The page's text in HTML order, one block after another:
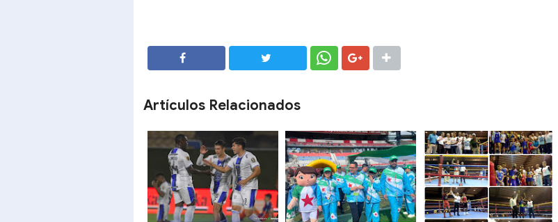
Artículos Relacionados